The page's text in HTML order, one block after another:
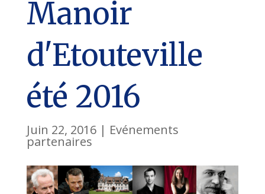
Manoir
d'Etouteville
été 2016
Juin 22, 2016| Evénements
partenaires